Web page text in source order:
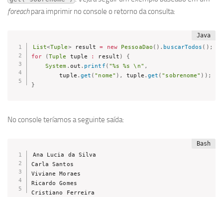
foreachpara imprimir no console o retorno da consulta:
List<Tuple> result = new PessoaDao ( ) . buscarTodos ( ) ;
for
(Tuple tuple : result )
{
System . out . printf ( "%s %s \n" ,
        tuple
. get ( "nome" ) , tuple . get ( "sobrenome" ) ) ;
}
No console teríamos a seguinte saída:
Ana Lucia da Silva
Carla Santos
Viviane Moraes
Ricardo Gomes
Cristiano Ferreira